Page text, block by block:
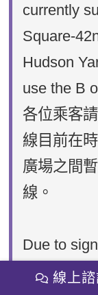
currently
Square-
Hudson
use the B
各位乘客
線目前在
廣場之間
線。
Due to
express
線上諮